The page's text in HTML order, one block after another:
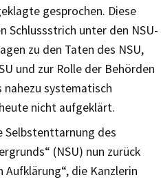
gesprochen. Diese
Schlussstrich unter den NSU-
zu den Taten des NSU,
und zur Rolle der Behörden
nahezu systematisch
nicht aufgeklärt.
Selbstenttarnung des
(NSU) nun zurück
Aufklärung“, die Kanzlerin